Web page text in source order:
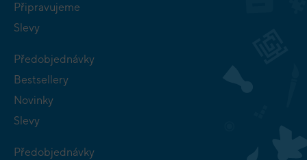
Připravujeme
Slevy
Předobjednávky
Bestsellery
Novinky
Slevy
Předobjednávky